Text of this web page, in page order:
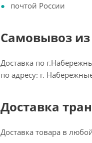
почтой России
Самовывоз
Доставка по
по адресу: г.
Доставка
Доставка товара в